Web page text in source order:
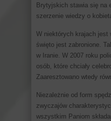
Brytyjskich stawia się na
szerzenie wiedzy o
W niektórych krajach jest
święto jest zabronione.
w Iranie. W 2007 roku
osób, które chciały
Zaaresztowano wtedy
Niezależnie od form
zwyczajów
wszystkim Paniom